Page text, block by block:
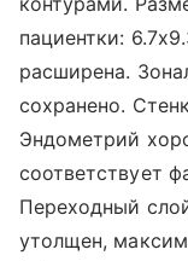
пациентки:
расширена.
сохранено.
Эндометрий
соответствует
Переходный
утолщен,